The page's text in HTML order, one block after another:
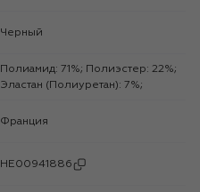
Черный
Полиамид: 71%; Полиэстер: 22%;
Эластан (Полиуретан): 7%;
Франция
HE00941886